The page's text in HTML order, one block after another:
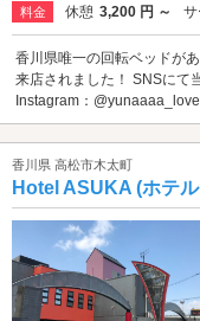
料金 休憩 3,200 円 ～ サ
香川県唯一の回転ベッドが
来店されました！ SNSにて
Instagram：
香川県 高松市木太町
Hotel ASUKA (ホテ